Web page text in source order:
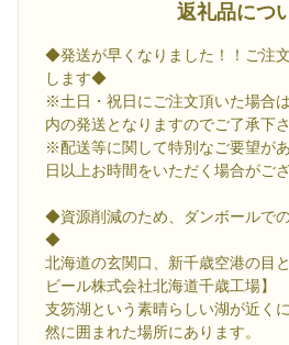
返礼品につ
◆発送が早くなりました！！ご注
します◆
※土日・祝日にご注文頂いた場合
内の発送となりますのでご了承下さ
※配送等に関して特別なご要望が
日以上お時間をいただく場合がござ
◆資源削減のため、ダンボールで
◆
北海道の玄関口、新千歳空港の目
ビール株式会社北海道千歳工場】
支笏湖という素晴らしい湖が近く
然に囲まれた場所にあります。